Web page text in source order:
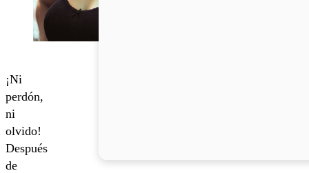
¡Ni
perdón,
ni
olvido!
Después
de